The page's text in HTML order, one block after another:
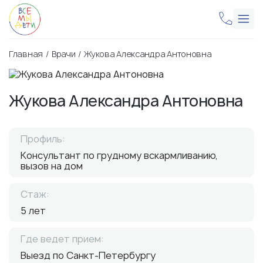
Главная Врачи Жукова Александра Антоновна
Жукова Александра Антоновна
Профиль:
Консультант по грудному вскармливанию,
вызов на дом
Стаж:
5 лет
Где ведет прием:
Выезд по Санкт-Петербургу